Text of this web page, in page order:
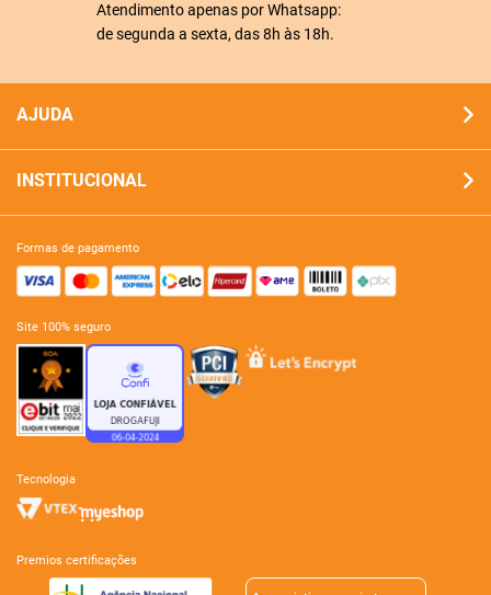
Atendimento apenas por Whatsapp:
de segunda a sexta, das 8h às 18h.
AJUDA
INSTITUCIONAL
formas de pagamento
site 100% seguro
tecnologia
premios certificações